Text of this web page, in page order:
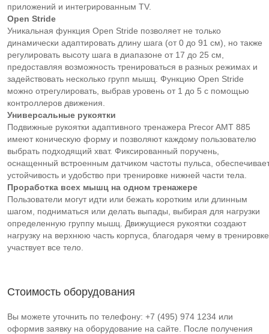
приложений и интегрированным TV.
Open Stride
Уникальная функция Open Stride позволяет не только
динамически адаптировать длину шага (от 0 до 91 см), но также
регулировать высоту шага в диапазоне от 17 до 25 см,
предоставляя возможность тренироваться в разных режимах и
задействовать несколько групп мышц. Функцию Open Stride
можно отрегулировать, выбрав уровень от 1 до 5 с помощью
контроллеров движения.
Универсальные рукоятки
Подвижные рукоятки адаптивного тренажера Precor AMT 885
имеют коническую форму и позволяют каждому пользователю
выбрать подходящий хват. Фиксированный поручень,
оснащенный встроенным датчиком частоты пульса,
устойчивость и удобство при тренировке нижней части тела.
Проработка всех мышц на одном тренажере
Пользователи могут идти или бежать коротким или длинным
шагом, подниматься или делать выпады, выбирая для нагрузки
определенную группу мышц. Движущиеся рукоятки создают
нагрузку на верхнюю часть корпуса, благодаря чему в тренировке
участвует все тело.
Стоимость оборудования
Вы можете уточнить по телефону: +7 (495) 974 1234 или
оформив заявку на оборудование на сайте. После получения